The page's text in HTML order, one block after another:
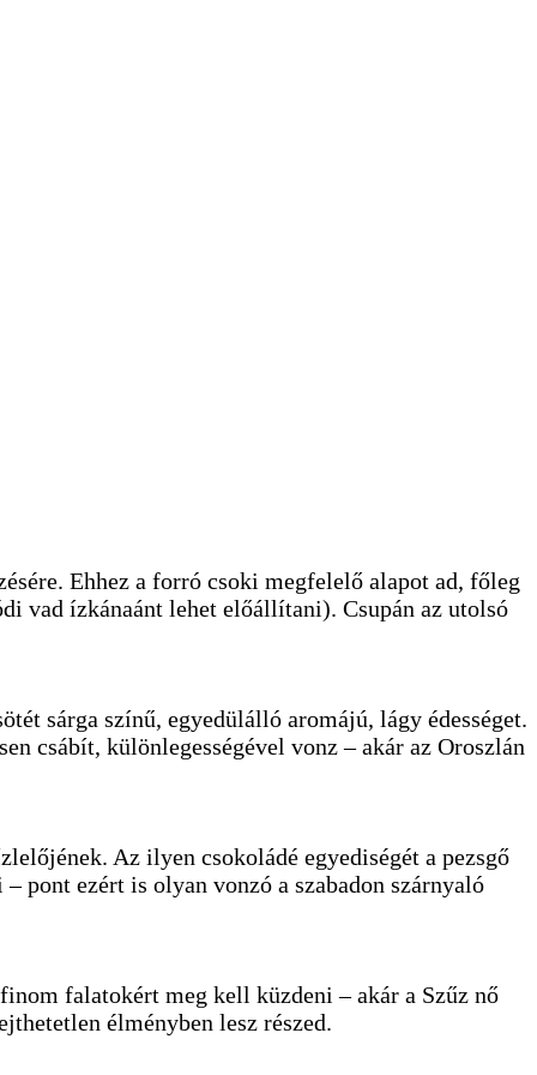
Ehhez a forró csoki megfelelő alapot ad, főleg
vad ízkánaánt lehet előállítani). Csupán az utolsó
sárga színű, egyedülálló aromájú, lágy édességet.
csábít, különlegességével vonz – akár az Oroszlán
Az ilyen csokoládé egyediségét a pezsgő
pont ezért is olyan vonzó a szabadon szárnyaló
falatokért meg kell küzdeni – akár a Szűz nő
élményben lesz részed.